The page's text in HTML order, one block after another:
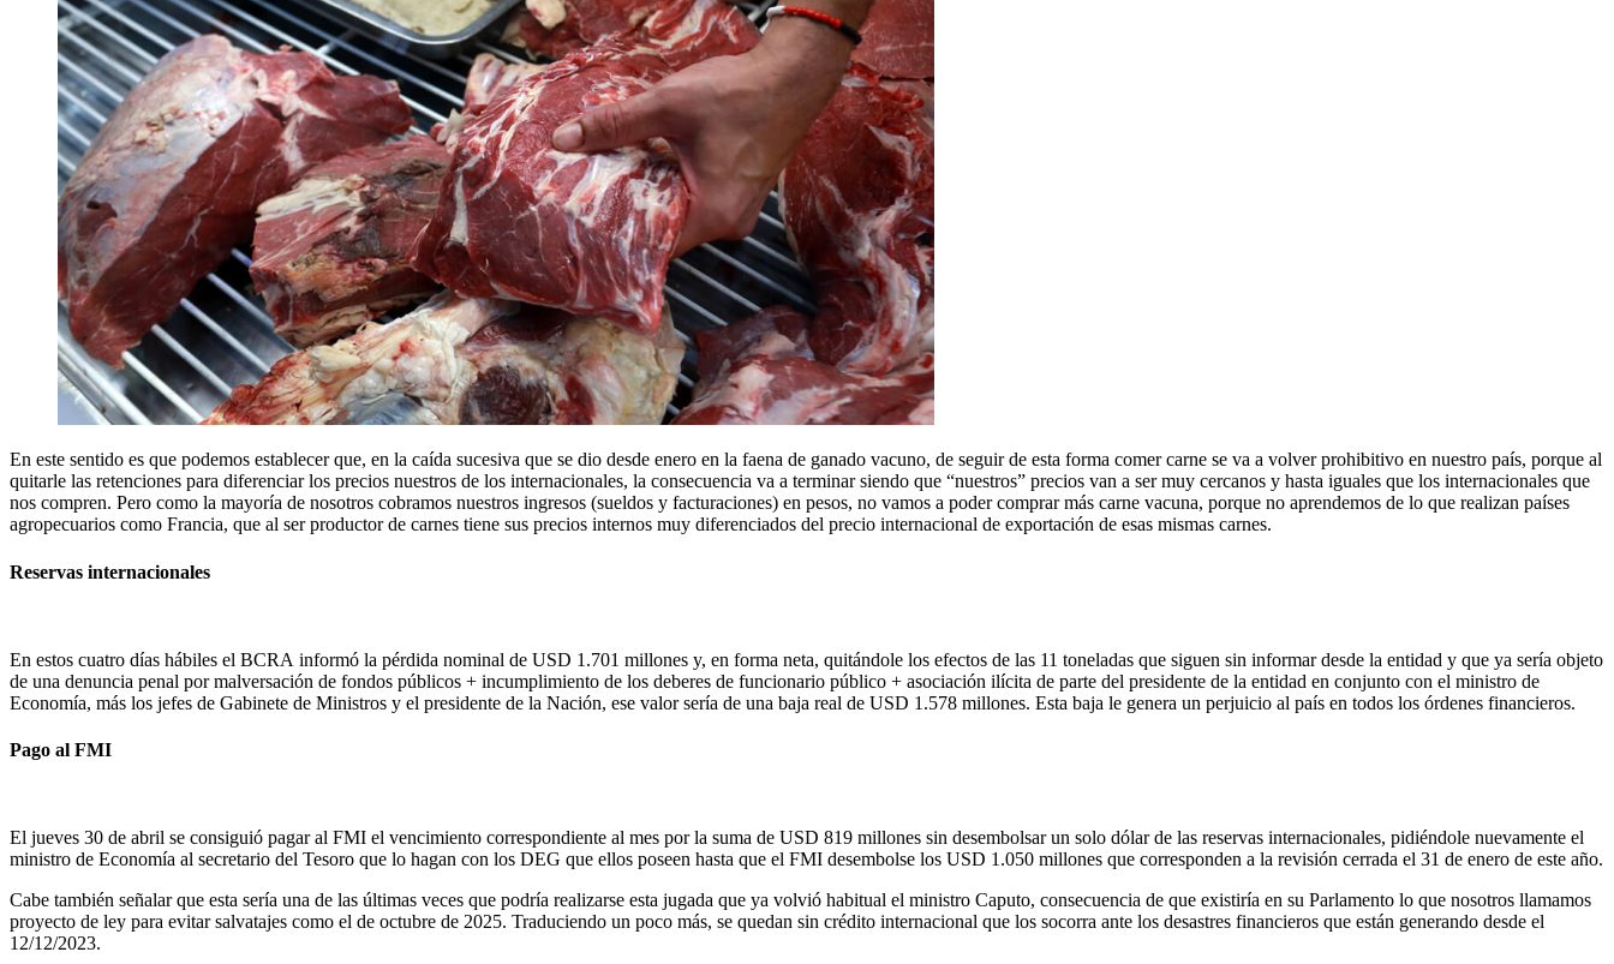
En este sentido es que podemos establecer que, en la caída sucesiva que se dio desde enero en la faena de ganado vacuno, de seguir de esta forma comer carne se va a volver prohibitivo en nuestro país, porque al
quitarle las retenciones para diferenciar los precios nuestros de los internacionales, la consecuencia va a terminar siendo que “nuestros” precios van a ser muy cercanos y hasta iguales que los internacionales que
nos compren. Pero como la mayoría de nosotros cobramos nuestros ingresos (sueldos y facturaciones) en pesos, no vamos a poder comprar más carne vacuna, porque no aprendemos de lo que realizan países
agropecuarios como Francia, que al ser productor de carnes tiene sus precios internos muy diferenciados del precio internacional de exportación de esas mismas carnes.
Reservas internacionales
En estos cuatro días hábiles el BCRA informó la pérdida nominal de USD 1.701 millones y, en forma neta, quitándole los efectos de las 11 toneladas que siguen sin informar desde la entidad y que ya sería objeto
de una denuncia penal por malversación de fondos públicos + incumplimiento de los deberes de funcionario público + asociación ilícita de parte del presidente de la entidad en conjunto con el ministro de
Economía, más los jefes de Gabinete de Ministros y el presidente de la Nación, ese valor sería de una baja real de USD 1.578 millones. Esta baja le genera un perjuicio al país en todos los órdenes financieros.
Pago al FMI
El jueves 30 de abril se consiguió pagar al FMI el vencimiento correspondiente al mes por la suma de USD 819 millones sin desembolsar un solo dólar de las reservas internacionales, pidiéndole nuevamente el
ministro de Economía al secretario del Tesoro que lo hagan con los DEG que ellos poseen hasta que el FMI desembolse los USD 1.050 millones que corresponden a la revisión cerrada el 31 de enero de este año.
Cabe también señalar que esta sería una de las últimas veces que podría realizarse esta jugada que ya volvió habitual el ministro Caputo, consecuencia de que existiría en su Parlamento lo que nosotros llamamos
proyecto de ley para evitar salvatajes como el de octubre de 2025. Traduciendo un poco más, se quedan sin crédito internacional que los socorra ante los desastres financieros que están generando desde el
12/12/2023.